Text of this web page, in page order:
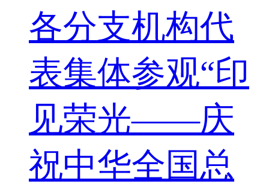
各分支机构代
表集体参观“印
见荣光——庆
祝中华全国总